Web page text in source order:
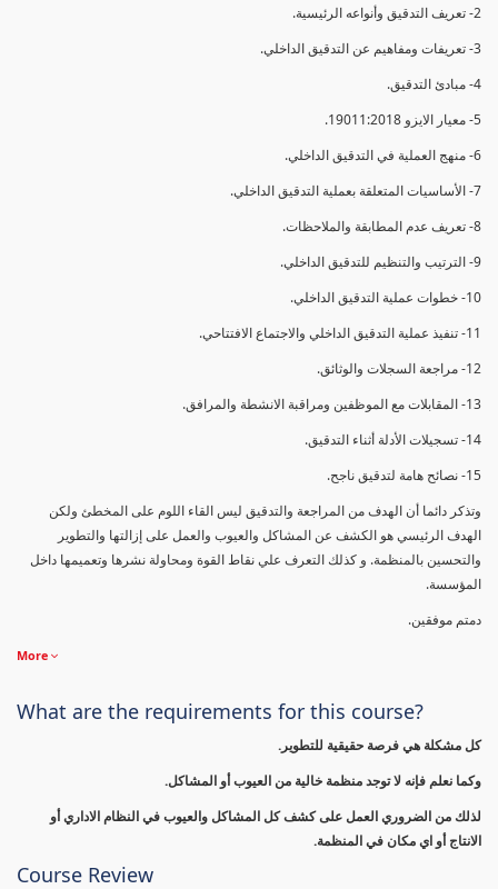
2- تعريف التدقيق وأنواعه الرئيسية.
3- تعريفات ومفاهيم عن التدقيق الداخلي.
4- مبادئ التدقيق.
5- معيار الايزو 19011:2018.
6- منهج العملية في التدقيق الداخلي.
7- الأساسيات المتعلقة بعملية التدقيق الداخلي.
8- تعريف عدم المطابقة والملاحظات.
9- الترتيب والتنظيم للتدقيق الداخلي.
10- خطوات عملية التدقيق الداخلي.
11- تنفيذ عملية التدقيق الداخلي والاجتماع الافتتاحي.
12- مراجعة السجلات والوثائق.
13- المقابلات مع الموظفين ومراقبة الانشطة والمرافق.
14- تسجيلات الأدلة أثناء التدقيق.
15- نصائح هامة لتدقيق ناجح.
وتذكر دائما أن الهدف من المراجعة والتدقيق ليس القاء اللوم على المخطئ ولكن
الهدف الرئيسي هو الكشف عن المشاكل والعيوب والعمل على إزالتها والتطوير
والتحسين بالمنظمة. و كذلك التعرف علي نقاط القوة ومحاولة نشرها وتعميمها داخل
المؤسسة.
دمتم موفقين.
More
What are the requirements for this course?
كل مشكلة هي فرصة حقيقية للتطوير.
وكما نعلم فإنه لا توجد منظمة خالية من العيوب أو المشاكل.
لذلك من الضروري العمل على كشف كل المشاكل والعيوب في النظام الاداري أو
الانتاج أو اي مكان في المنظمة.
Course Review